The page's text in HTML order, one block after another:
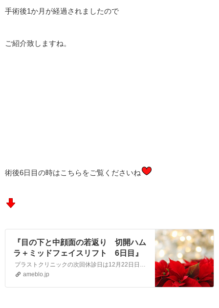
手術後1か月が経過されましたので
ご紹介致しますね。
術後6日目の時はこちらをご覧くださいね
『目の下と中顔面の若返り 切開ハム
ラ＋ミッドフェイスリフト 6日目』
プラストクリニックの次回休診日は12月22日日曜日となります。年内は31日（火）まで年始は4日（土）から通常診療となります。 クリニックでは、この時期例…
ameblo.jp